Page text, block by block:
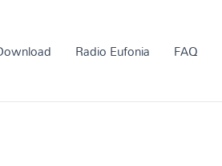
Radio Eufonia FAQ